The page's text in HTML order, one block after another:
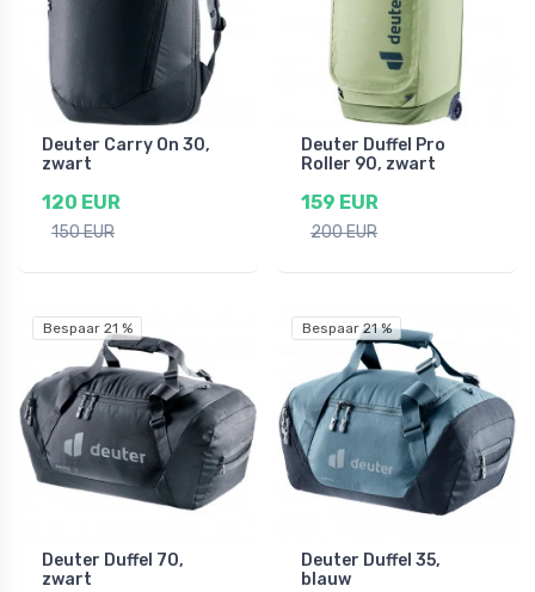
Deuter Carry On 30,
zwart
120 EUR
150 EUR
Deuter Duffel Pro
Roller 90, zwart
159 EUR
200 EUR
Bespaar 21 %
Deuter Duffel 70,
zwart
Bespaar 21 %
Deuter Duffel 35,
blauw